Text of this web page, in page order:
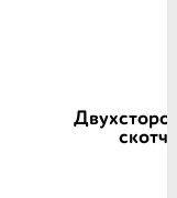
скотч